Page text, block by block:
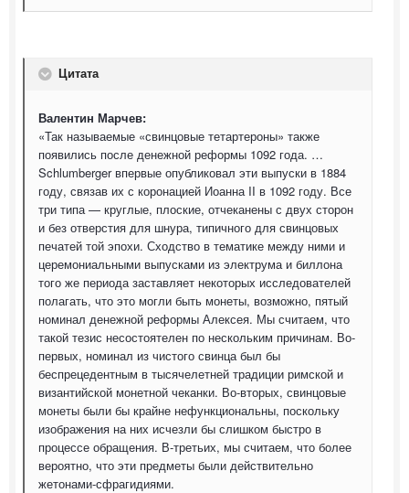
Цитата
Валентин Марчев:
«Так называемые «свинцовые тетартероны» также
появились после денежной реформы 1092 года. …
Schlumberger впервые опубликовал эти выпуски в 1884
году, связав их с коронацией Иоанна II в 1092 году. Все
три типа — круглые, плоские, отчеканены с двух сторон
и без отверстия для шнура, типичного для свинцовых
печатей той эпохи. Сходство в тематике между ними и
церемониальными выпусками из электрума и биллона
того же периода заставляет некоторых исследователей
полагать, что это могли быть монеты, возможно, пятый
номинал денежной реформы Алексея. Мы считаем, что
такой тезис несостоятелен по нескольким причинам. Во-
первых, номинал из чистого свинца был бы
беспрецедентным в тысячелетней традиции римской и
византийской монетной чеканки. Во-вторых, свинцовые
монеты были бы крайне нефункциональны, поскольку
изображения на них исчезли бы слишком быстро в
процессе обращения. В-третьих, мы считаем, что более
вероятно, что эти предметы были действительно
жетонами-сфрагидиями.